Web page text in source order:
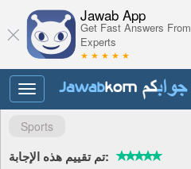
Jawab App
Get Fast Answers From
Experts
★ ★ ★ ★ ★
Toggle
navigation
Sports
تم تقييم هذه الإجابة: